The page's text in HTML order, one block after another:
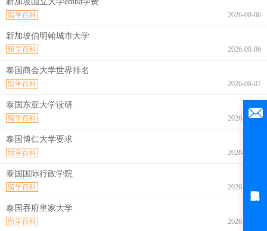
2026-08-06
留学百科
新加坡伯明翰城市大学
2026-08-06
留学百科
泰国商会大学世界排名
2026-08-07
留学百科
泰国东亚大学读研
2026-08-07
留学百科
泰国博仁大学要求
2026-08-07
留学百科
泰国国际行政学院
2026-08-07
留学百科
泰国吞府皇家大学
2026-08-07
留学百科